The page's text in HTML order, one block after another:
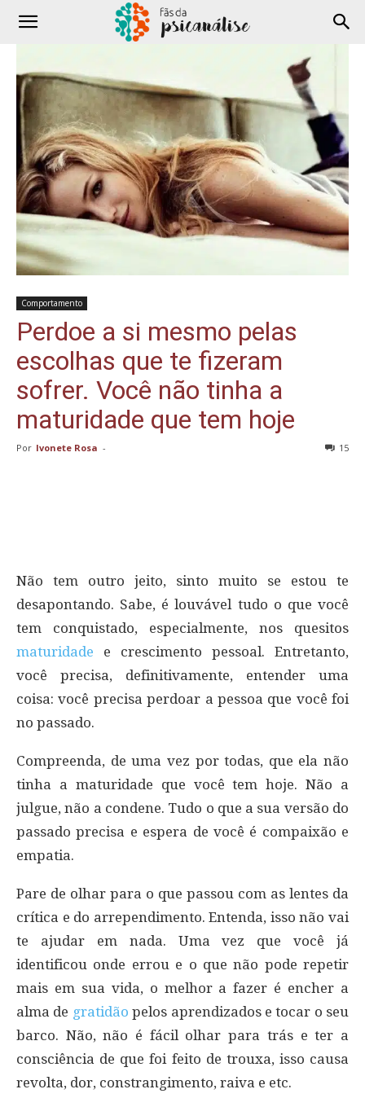
Comportamento
Perdoe a si mesmo pelas
escolhas que te fizeram
sofrer. Você não tinha a
maturidade que tem hoje
Por Ivonete Rosa - 15
Não tem outro jeito, sinto muito se estou te
desapontando. Sabe, é louvável tudo o que você
tem conquistado, especialmente, nos quesitos
maturidade e crescimento pessoal. Entretanto,
você precisa, definitivamente, entender uma
coisa: você precisa perdoar a pessoa que você foi
no passado.
Compreenda, de uma vez por todas, que ela não
tinha a maturidade que você tem hoje. Não a
julgue, não a condene. Tudo o que a sua versão do
passado precisa e espera de você é compaixão e
empatia.
Pare de olhar para o que passou com as lentes da
crítica e do arrependimento. Entenda, isso não vai
te ajudar em nada. Uma vez que você já
identificou onde errou e o que não pode repetir
mais em sua vida, o melhor a fazer é encher a
alma de gratidãopelos aprendizados e tocar o seu
barco. Não, não é fácil olhar para trás e ter a
consciência de que foi feito de trouxa, isso causa
revolta, dor, constrangimento, raiva e etc.